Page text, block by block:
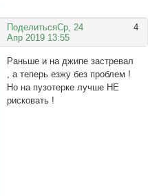
Поделиться 4
Ср, 24
Апр 2019 13:55
Раньше и на джипе застревал
, а теперь езжу без проблем !
Но на пузотерке лучше НЕ
рисковать !